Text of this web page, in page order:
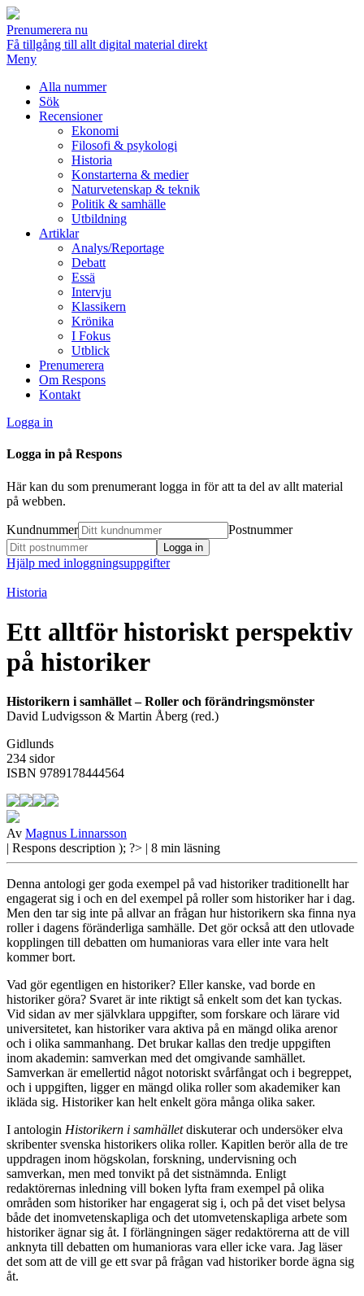
Prenumerera nu
Få tillgång till allt digital material direkt
Meny
Alla nummer
Sök
Recensioner
Ekonomi
Filosofi & psykologi
Historia
Konstarterna & medier
Naturvetenskap & teknik
Politik & samhälle
Utbildning
Artiklar
Analys/Reportage
Debatt
Essä
Intervju
Klassikern
Krönika
I Fokus
Utblick
Prenumerera
Om Respons
Kontakt
Logga in
Logga in på Respons
Här kan du som prenumerant logga in för att ta del av allt material
på webben.
Kundnummer Postnummer
Hjälp med inloggningsuppgifter
Historia
Ett alltför historiskt perspektiv
på historiker
Historikern i samhället – Roller och förändringsmönster
David Ludvigsson & Martin Åberg (red.)
Gidlunds
234 sidor
ISBN 9789178444564
Av Magnus Linnarsson
| Respons description ); ?> | 8 min läsning
Denna antologi ger goda exempel på vad historiker traditionellt har
engagerat sig i och en del exempel på roller som historiker har i dag.
Men den tar sig inte på allvar an frågan hur historikern ska finna nya
roller i dagens föränderliga samhälle. Det gör också att den utlovade
kopplingen till debatten om humanioras vara eller inte vara helt
kommer bort.
Vad gör egentligen en historiker? Eller kanske, vad borde en
historiker göra? Svaret är inte riktigt så enkelt som det kan tyckas.
Vid sidan av mer självklara uppgifter, som forskare och lärare vid
universitetet, kan historiker vara aktiva på en mängd olika arenor
och i olika sammanhang. Det brukar kallas den tredje uppgiften
inom akademin: samverkan med det omgivande samhället.
Samverkan är emellertid något notoriskt svårfångat och i begreppet,
och i uppgiften, ligger en mängd olika roller som akademiker kan
ikläda sig. Historiker kan helt enkelt göra många olika saker.
I antologin Historikern i samhälletdiskuterar och undersöker elva
skribenter svenska historikers olika roller. Kapitlen berör alla de tre
uppdragen inom högskolan, forskning, undervisning och
samverkan, men med tonvikt på det sistnämnda. Enligt
redaktörernas inledning vill boken lyfta fram exempel på olika
områden som historiker har engagerat sig i, och på det viset belysa
både det inomvetenskapliga och det utomvetenskapliga arbete som
historiker ägnar sig åt. I förlängningen säger redaktörerna att de vill
anknyta till debatten om humanioras vara eller icke vara. Jag läser
det som att de vill ge ett svar på frågan vad historiker borde ägna sig
åt.